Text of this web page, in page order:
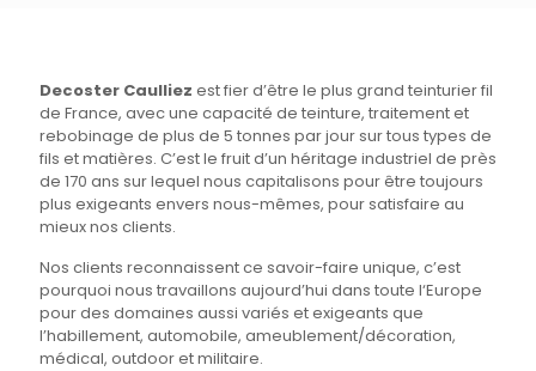
Decoster Caulliez est fier d’être le plus grand teinturier fil
de France, avec une capacité de teinture, traitement et
rebobinage de plus de 5 tonnes par jour sur tous types de
fils et matières. C’est le fruit d’un héritage industriel de près
de 170 ans sur lequel nous capitalisons pour être toujours
plus exigeants envers nous-mêmes, pour satisfaire au
mieux nos clients.
Nos clients reconnaissent ce savoir-faire unique, c’est
pourquoi nous travaillons aujourd’hui dans toute l‘Europe
pour des domaines aussi variés et exigeants que
l’habillement, automobile, ameublement/décoration,
médical, outdoor et militaire.